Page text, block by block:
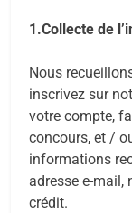
1.Collecte de
Nous
inscrivez sur
votre compte,
concours, et /
informations
adresse e-mail,
crédit.